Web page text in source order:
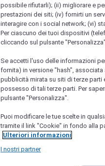
possibile rifiutarli); (ii) migliorare e
prestazioni dei siti; (iv) fornirti un
interagire con i social network; (vi)
Per ciascuno dei tuoi dispositivi
cliccando sul pulsante
Se accetti l'uso delle informazioni
fornita) in versione "hash",
pubblicità mirata su siti di terze parti
possesso di tali terze parti. Per
pulsante "Personalizza".
Puoi modificare le tue scelte in
tramite il link "Cookie" in fondo alla
Ulteriori informazioni
I nostri partner